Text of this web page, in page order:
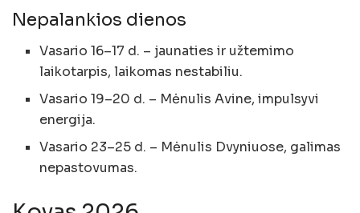
Nepalankios dienos
Vasario 16–17 d. – jaunaties ir užtemimo
laikotarpis, laikomas nestabiliu.
Vasario 19–20 d. – Mėnulis Avine, impulsyvi
energija.
Vasario 23–25 d. – Mėnulis Dvyniuose, galimas
nepastovumas.